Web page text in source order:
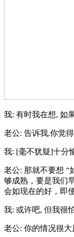
我: 有时我在想, 如
老公: 告诉我,你觉
我: [毫不犹疑]十分
老公: 那就不要想
够成熟，要是我们
会如现在的好，即
我: 或许吧, 但我很
老公: 你的情况很